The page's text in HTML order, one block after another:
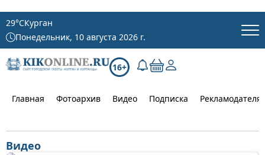
29°CКурган
Понедельник, 10 августа 2026 г.
16+
Главная Фотоархив Видео Подписка
Видео